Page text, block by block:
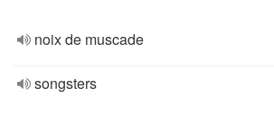
noix de muscade
songsters